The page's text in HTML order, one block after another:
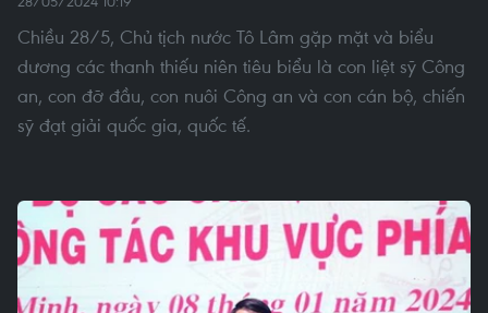
Chiều 28/5, Chủ tịch nước Tô Lâm gặp mặt và biểu
dương các thanh thiếu niên tiêu biểu là con liệt sỹ Công
an, con đỡ đầu, con nuôi Công an và con cán bộ, chiến
sỹ đạt giải quốc gia, quốc tế.